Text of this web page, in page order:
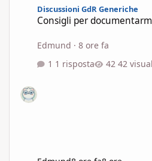
Discussioni GdR Generiche
Consigli per
Edmund ·8 ore fa
1 risposta
42